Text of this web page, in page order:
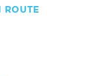
ROUTE